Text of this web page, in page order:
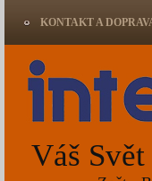
KONTAKT A
Váš